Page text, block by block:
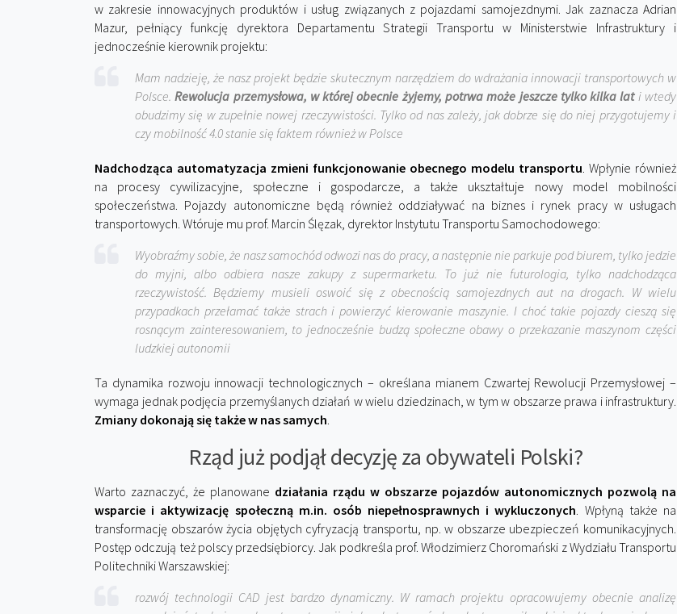
w zakresie innowacyjnych produktów i usług związanych z pojazdami samojezdnymi. Jak zaznacza Adrian
Mazur, pełniący funkcję dyrektora Departamentu Strategii Transportu w Ministerstwie Infrastruktury i
jednocześnie kierownik projektu:
Mam nadzieję, że nasz projekt będzie skutecznym narzędziem do wdrażania innowacji transportowych w
Polsce.Rewolucja przemysłowa, w której obecnie żyjemy, potrwa może jeszcze tylko kilka lati wtedy
obudzimy się w zupełnie nowej rzeczywistości. Tylko od nas zależy, jak dobrze się do niej przygotujemy i
czy mobilność 4.0 stanie się faktem również w Polsce
Nadchodząca automatyzacja zmieni funkcjonowanie obecnego modelu transportu. Wpłynie również
na procesy cywilizacyjne, społeczne i gospodarcze, a także ukształtuje nowy model mobilności
społeczeństwa. Pojazdy autonomiczne będą również oddziaływać na biznes i rynek pracy w usługach
transportowych. Wtóruje mu prof. Marcin Ślęzak, dyrektor Instytutu Transportu Samochodowego:
Wyobraźmy sobie, że nasz samochód odwozi nas do pracy, a następnie nie parkuje pod biurem, tylko jedzie
do myjni, albo odbiera nasze zakupy z supermarketu. To już nie futurologia, tylko nadchodząca
rzeczywistość. Będziemy musieli oswoić się z obecnością samojezdnych aut na drogach. W wielu
przypadkach przełamać także strach i powierzyć kierowanie maszynie. I choć takie pojazdy cieszą się
rosnącym zainteresowaniem, to jednocześnie budzą społeczne obawy o przekazanie maszynom części
ludzkiej autonomii
Ta dynamika rozwoju innowacji technologicznych – określana mianem Czwartej Rewolucji Przemysłowej –
wymaga jednak podjęcia przemyślanych działań w wielu dziedzinach, w tym w obszarze prawa i infrastruktury.
Zmiany dokonają się także w nas samych.
Rząd już podjął decyzję za obywateli Polski?
Warto zaznaczyć, że planowane działania rządu w obszarze pojazdów autonomicznych pozwolą na
wsparcie i aktywizację społeczną m.in. osób niepełnosprawnych i wykluczonych. Wpłyną także na
transformację obszarów życia objętych cyfryzacją transportu, np. w obszarze ubezpieczeń komunikacyjnych.
Postęp odczują też polscy przedsiębiorcy. Jak podkreśla prof. Włodzimierz Choromański z Wydziału Transportu
Politechniki Warszawskiej:
rozwój technologii CAD jest bardzo dynamiczny. W ramach projektu opracowujemy obecnie analizę